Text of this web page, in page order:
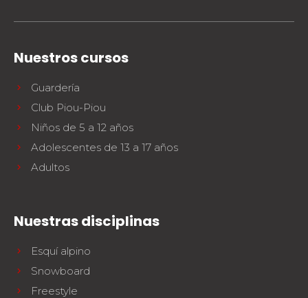
Nuestros cursos
Guardería
Club Piou-Piou
Niños de 5 a 12 años
Adolescentes de 13 a 17 años
Adultos
Nuestras disciplinas
Esquí alpino
Snowboard
Freestyle